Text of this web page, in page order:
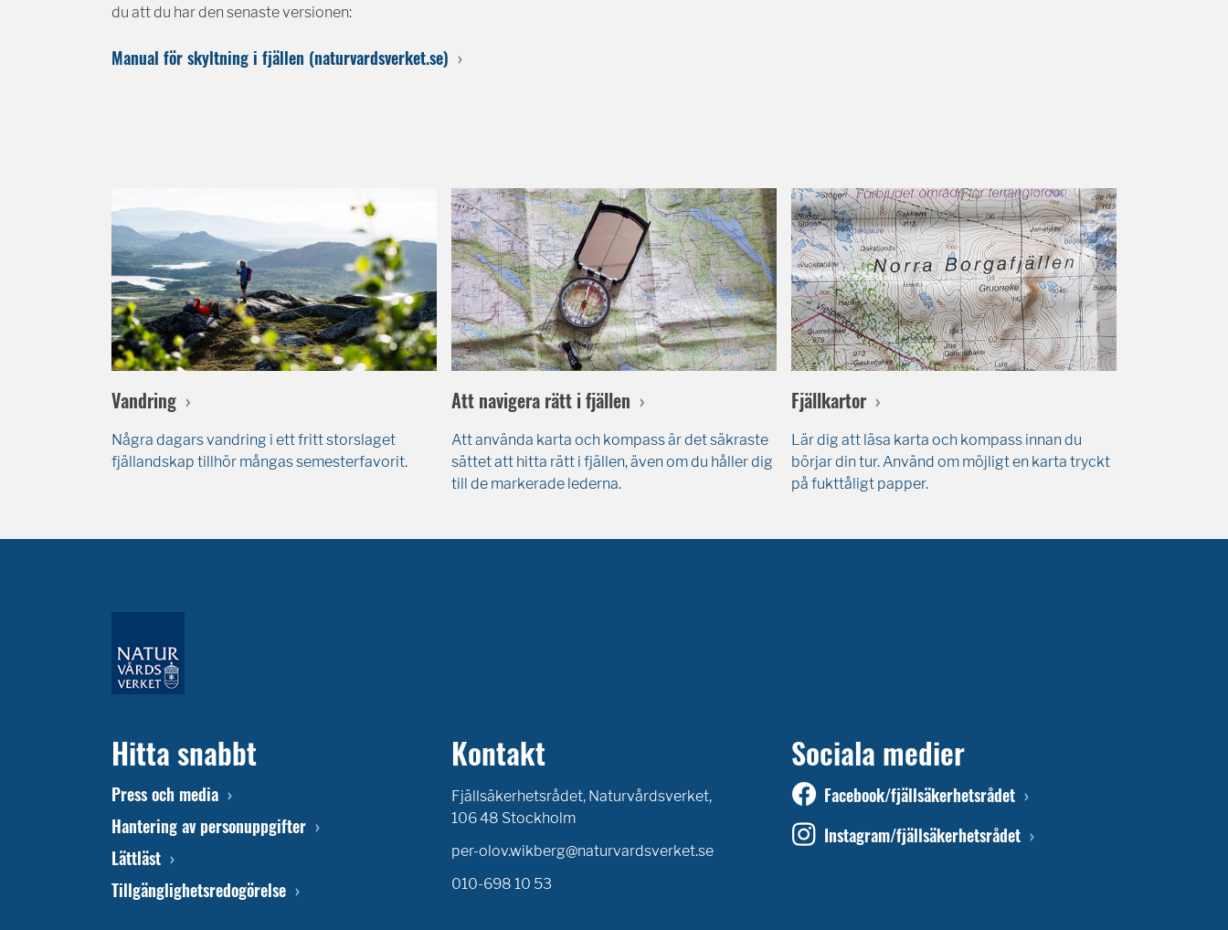
du att du har den senaste versionen:
Manual för skyltning i fjällen (naturvardsverket.se)
Vandring
Några dagars vandring i ett fritt storslaget
fjällandskap tillhör mångas semesterfavorit.
Att navigera rätt i fjällen
Att använda karta och kompass är det säkraste
sättet att hitta rätt i fjällen, även om du håller dig
till de markerade lederna.
Fjällkartor
Lär dig att läsa karta och kompass innan du
börjar din tur. Använd om möjligt en karta tryckt
på fukttåligt papper.
Hitta snabbt
Press och media
Hantering av personuppgifter
Lättläst
Tillgänglighetsredogörelse
Kontakt
Fjällsäkerhetsrådet, Naturvårdsverket,
106 48 Stockholm
per-olov.wikberg@naturvardsverket.se
010-698 10 53
Sociala medier
Facebook/fjällsäkerhetsrådet
Instagram/fjällsäkerhetsrådet